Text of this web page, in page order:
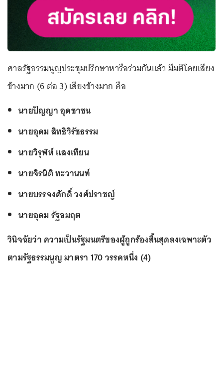
ศาลรัฐธรรมนูญประชุมปรึกษาหารือร่วมกันแล้ว มีมติโดยเสียง
ข้างมาก (6 ต่อ 3) เสียงข้างมาก คือ
นายปัญญา อุดชาชน
นายอุดม สิทธิวิรัชธรรม
นายวิรุฬห์ แสงเทียน
นายจิรนิติ ทะวานนท์
นายบรรจงศักดิ์ วงศ์ปราชญ์
นายอุดม รัฐอมฤต
วินิจฉัยว่า ความเป็นรัฐมนตรีของผู้ถูกร้องสิ้นสุดลงเฉพาะตัว
ตามรัฐธรรมนูญ มาตรา 170 วรรคหนึ่ง (4)